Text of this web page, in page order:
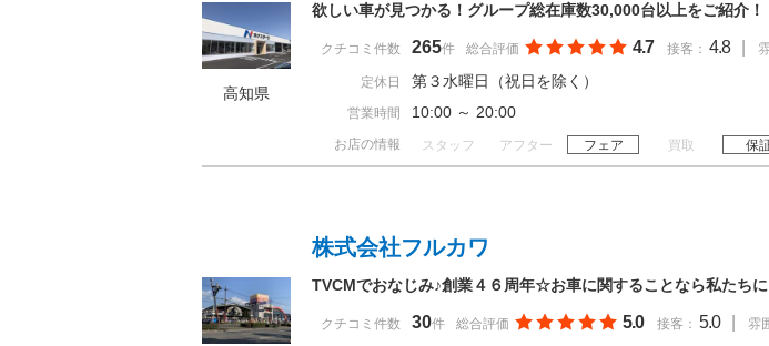
高知県
欲しい車が見つかる！グループ総在庫数30,000台以上をご紹介！
クチコミ件数 265件 総合評価 4.7 接客： 4.8
定休日 第３水曜日（祝日を除く）
営業時間 10:00 ～ 20:00
お店の情報 スタッフ アフター フェア 買取 保
株式会社フルカワ
TVCMでおなじみ♪創業４６周年☆お車に関することなら私たち
クチコミ件数 30件 総合評価 5.0 接客： 5.0 雰